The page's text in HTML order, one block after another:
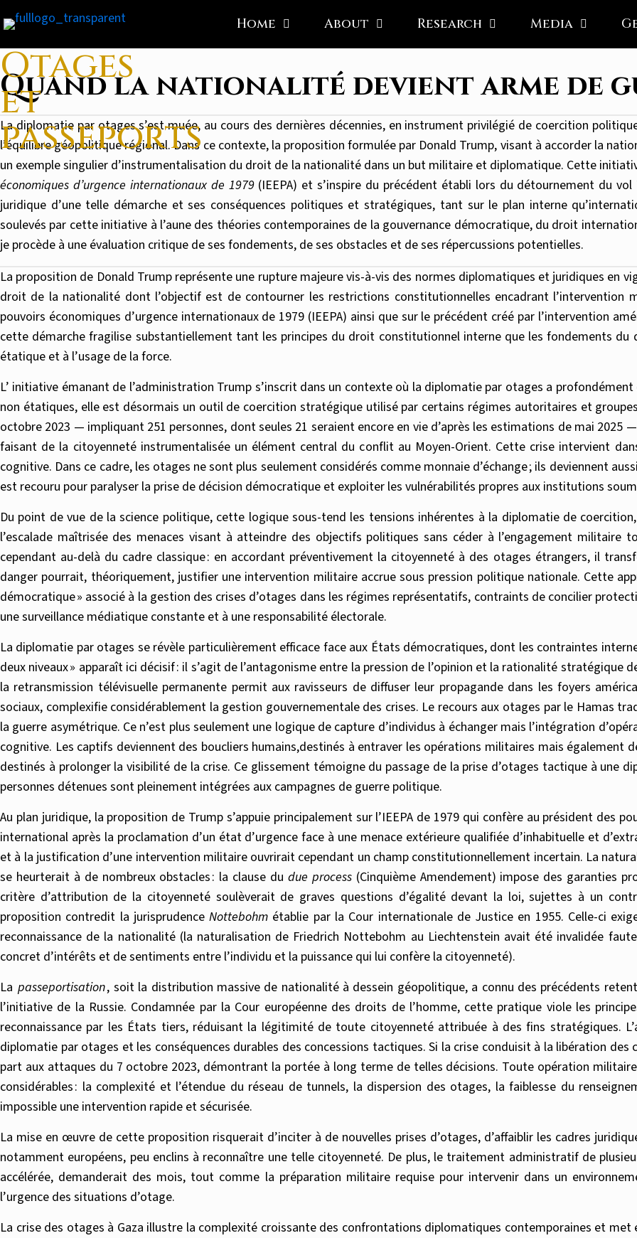
Home About Research Media
Otages
et
passeports
Quand la nationalité devient arme de
La diplomatie par otages s’est muée, au cours des dernières décennies, en instrument privilégié de coercition
l’équilibre géopolitique régional. Dans ce contexte, la proposition formulée par Donald Trump, visant à accorder la
un exemple singulier d’instrumentalisation du droit de la nationalité dans un but militaire et diplomatique. Cette
économiques d’urgence internationaux de 1979(IEEPA) et s’inspire du précédent établi lors du détournement du
juridique d’une telle démarche et ses conséquences politiques et stratégiques, tant sur le plan interne
soulevés par cette initiative à l’aune des théories contemporaines de la gouvernance démocratique, du droit
je procède à une évaluation critique de ses fondements, de ses obstacles et de ses répercussions potentielles.
La proposition de Donald Trump représente une rupture majeure vis-à-vis des normes diplomatiques et juridiques en
droit de la nationalité dont l’objectif est de contourner les restrictions constitutionnelles encadrant l’intervention
pouvoirs économiques d’urgence internationaux de 1979 (IEEPA) ainsi que sur le précédent créé par l’intervention
cette démarche fragilise substantiellement tant les principes du droit constitutionnel interne que les fondements
étatique et à l’usage de la force.
L’ initiative émanant de l’administration Trump s’inscrit dans un contexte où la diplomatie par otages a
non étatiques, elle est désormais un outil de coercition stratégique utilisé par certains régimes autoritaires et
octobre 2023 — impliquant 251 personnes, dont seules 21 seraient encore en vie d’après les estimations de mai
faisant de la citoyenneté instrumentalisée un élément central du conflit au Moyen-Orient. Cette crise intervient
cognitive. Dans ce cadre, les otages ne sont plus seulement considérés comme monnaie d’échange ; ils deviennent
est recouru pour paralyser la prise de décision démocratique et exploiter les vulnérabilités propres aux institutions
Du point de vue de la science politique, cette logique sous-tend les tensions inhérentes à la diplomatie de
l’escalade maîtrisée des menaces visant à atteindre des objectifs politiques sans céder à l’engagement militaire
cependant au-delà du cadre classique : en accordant préventivement la citoyenneté à des otages étrangers, il
danger pourrait, théoriquement, justifier une intervention militaire accrue sous pression politique nationale. Cette
démocratique » associé à la gestion des crises d’otages dans les régimes représentatifs, contraints de concilier
une surveillance médiatique constante et à une responsabilité électorale.
La diplomatie par otages se révèle particulièrement efficace face aux États démocratiques, dont les contraintes
deux niveaux » apparaît ici décisif : il s’agit de l’antagonisme entre la pression de l’opinion et la rationalité stratégique
la retransmission télévisuelle permanente permit aux ravisseurs de diffuser leur propagande dans les foyers
sociaux, complexifie considérablement la gestion gouvernementale des crises. Le recours aux otages par le Hamas
la guerre asymétrique. Ce n’est plus seulement une logique de capture d’individus à échanger mais l’intégration
cognitive. Les captifs deviennent des boucliers humains,destinés à entraver les opérations militaires mais également
destinés à prolonger la visibilité de la crise. Ce glissement témoigne du passage de la prise d’otages tactique à une
personnes détenues sont pleinement intégrées aux campagnes de guerre politique.
Au plan juridique, la proposition de Trump s’appuie principalement sur l’IEEPA de 1979 qui confère au président des
international après la proclamation d’un état d’urgence face à une menace extérieure qualifiée d’inhabituelle et
et à la justification d’une intervention militaire ouvrirait cependant un champ constitutionnellement incertain. La
se heurterait à de nombreux obstacles : la clause du due process(Cinquième Amendement) impose des garanties
critère d’attribution de la citoyenneté soulèverait de graves questions d’égalité devant la loi, sujettes à un
proposition contredit la jurisprudenceNottebohm établie par la Cour internationale de Justice en 1955. Celle-ci
reconnaissance de la nationalité (la naturalisation de Friedrich Nottebohm au Liechtenstein avait été invalidée
concret d’intérêts et de sentiments entre l’individu et la puissance qui lui confère la citoyenneté).
Lapasseportisation, soit la distribution massive de nationalité à dessein géopolitique, a connu des précédents
l’initiative de la Russie. Condamnée par la Cour européenne des droits de l’homme, cette pratique viole les
reconnaissance par les États tiers, réduisant la légitimité de toute citoyenneté attribuée à des fins stratégiques.
diplomatie par otages et les conséquences durables des concessions tactiques. Si la crise conduisit à la libération
part aux attaques du 7 octobre 2023, démontrant la portée à long terme de telles décisions. Toute opération
considérables : la complexité et l’étendue du réseau de tunnels, la dispersion des otages, la faiblesse du
impossible une intervention rapide et sécurisée.
La mise en œuvre de cette proposition risquerait d’inciter à de nouvelles prises d’otages, d’affaiblir les cadres
notamment européens, peu enclins à reconnaître une telle citoyenneté. De plus, le traitement administratif de
accélérée, demanderait des mois, tout comme la préparation militaire requise pour intervenir dans un
l’urgence des situations d’otage.
La crise des otages à Gaza illustre la complexité croissante des confrontations diplomatiques contemporaines et